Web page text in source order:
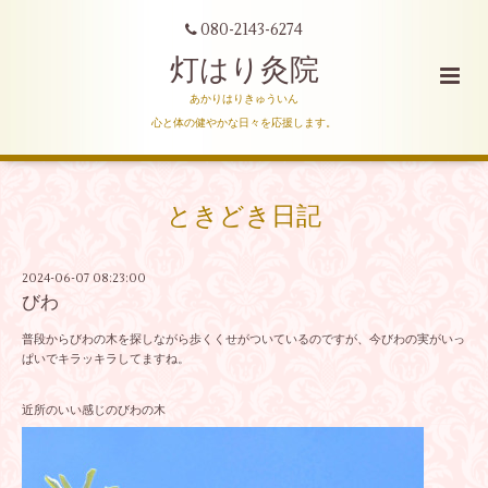
080-2143-6274
灯はり灸院
あかりはりきゅういん
心と体の健やかな日々を応援します。
ときどき日記
2024-06-07 08:23:00
びわ
普段からびわの木を探しながら歩くくせがついているのですが、今びわの実がいっ
ぱいでキラッキラしてますね。
近所のいい感じのびわの木